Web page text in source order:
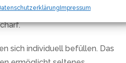
Impressum
resistent gegen Feuchtigkeit
sich individuell befüllen. Das